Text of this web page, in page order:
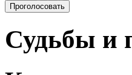
Проголосовать
Судьбы и